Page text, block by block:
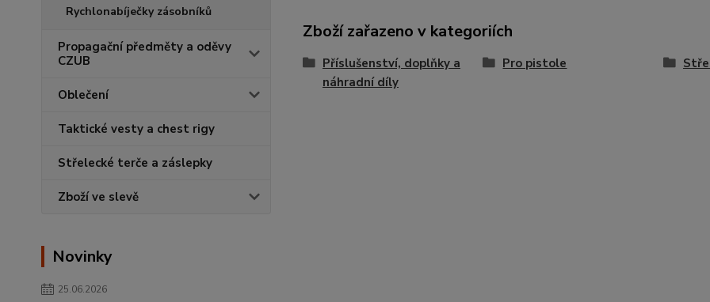
Rychlonabíječky zásobníků
Propagační předměty a oděvy
CZUB
Oblečení
Taktické vesty a chest rigy
Střelecké terče a záslepky
Zboží ve slevě
Novinky
25.06.2026
Zboží zařazeno v kategoriích
Příslušenství, doplňky a
náhradní díly
Pro pistole